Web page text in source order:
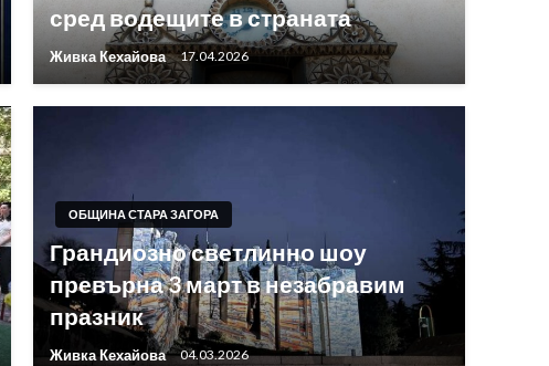
сред водещите в страната
Живка Кехайова 17.04.2026
ОБЩИНА СТАРА ЗАГОРА
Грандиозно светлинно шоу
превърна 3 март в незабравим
празник
Живка Кехайова 04.03.2026